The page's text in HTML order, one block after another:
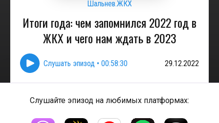
Шальнев.ЖКХ
Итоги года: чем запомнился 2022 год в
ЖКХ и чего нам ждать в 2023
Слушать эпизод • 00:58:30 29.12.2022
Слушайте эпизод на любимых платформах: